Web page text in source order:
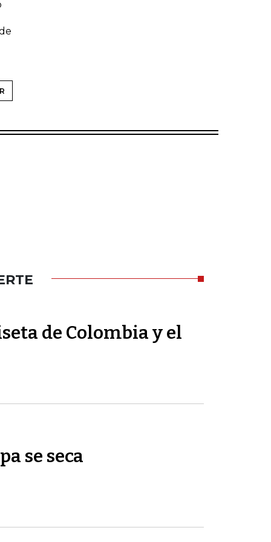
de Colombia y el
se seca